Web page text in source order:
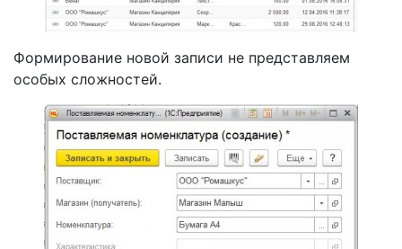
Формирование новой записи не представляем
особых сложностей.